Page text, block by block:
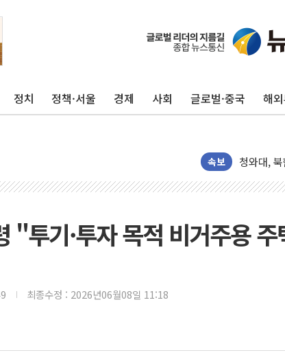
정치 정책·서울 경제 사회 글로벌·중국 해
속보
리투아니
구광모,
김정관 장
뉴욕증시
금값 7주
[인도증시
[베트남
'월가의
양주 섬
김정관
해군 1
[3보] 북,
우크라 드
"투기·투자 목적 비거주용 주
최종수정 : 2026년06월08일 11:18